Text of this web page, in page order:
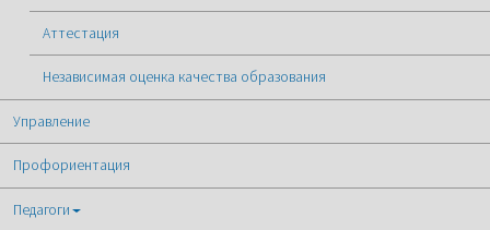
Аттестация
Независимая оценка качества образования
Управление
Профориентация
Педагоги